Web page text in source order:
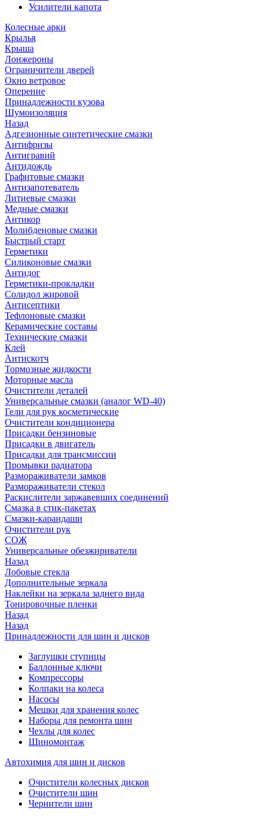
Усилители капота
Колесные арки
Крылья
Крыша
Лонжероны
Ограничители дверей
Окно ветровое
Оперение
Принадлежности кузова
Шумоизоляция
Назад
Адгезионные синтетические смазки
Антифризы
Антигравий
Антидождь
Графитовые смазки
Антизапотеватель
Литиевые смазки
Медные смазки
Антикор
Молибденовые смазки
Быстрый старт
Герметики
Силиконовые смазки
Антидог
Герметики-прокладки
Солидол жировой
Антисептики
Тефлоновые смазки
Керамические составы
Технические смазки
Клей
Антискотч
Тормозные жидкости
Моторные масла
Очистители деталей
Универсальные смазки (аналог WD-40)
Гели для рук косметические
Очистители кондиционера
Присадки бензиновые
Присадки в двигатель
Присадки для трансмиссии
Промывки радиатора
Размораживатели замков
Размораживатели стекол
Раскислители заржавевших соединений
Смазка в стик-пакетах
Смазки-карандаши
Очистители рук
СОЖ
Универсальные обезжириватели
Назад
Лобовые стекла
Дополнительные зеркала
Наклейки на зеркала заднего вида
Тонировочные пленки
Назад
Назад
Принадлежности для шин и дисков
Заглушки ступицы
Баллонные ключи
Компрессоры
Колпаки на колеса
Насосы
Мешки для хранения колес
Наборы для ремонта шин
Чехлы для колес
Шиномонтаж
Автохимия для шин и дисков
Очистители колесных дисков
Очистители шин
Чернители шин